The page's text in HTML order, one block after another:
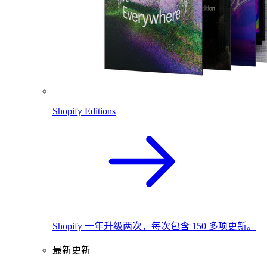
Shopify Editions
Shopify 一年升级两次，每次包含 150 多项更新。
最新更新